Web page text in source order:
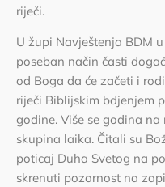
riječi.
U župi Navještenja BDM
poseban način časti
od Boga da će začeti i
riječi Biblijskim bdjenjem
godine. Više se godina
skupina laika. Čitali su
poticaj Duha Svetog na
skrenuti pozornost na